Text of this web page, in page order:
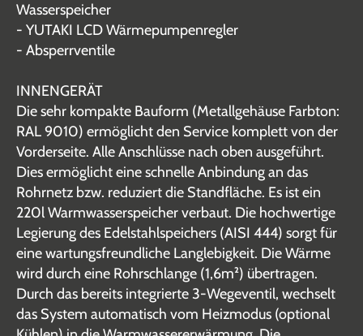
Wasserspeicher
- YUTAKI LCD Wärmepumpenregler
- Absperrventile
INNENGERÄT
Die sehr kompakte Bauform (Metallgehäuse Farbton:
RAL 9010) ermöglicht den Service komplett von der
Vorderseite. Alle Anschlüsse nach oben ausgeführt.
Dies ermöglicht eine schnelle Anbindung an das
Rohrnetz bzw. reduziert die Standfläche. Es ist ein
220l Warmwasserspeicher verbaut. Die hochwertige
Legierung des Edelstahlspeichers (AISI 444) sorgt für
eine wartungsfreundliche Langlebigkeit. Die Wärme
wird durch eine Rohrschlange (1,6m²) übertragen.
Durch das bereits integrierte 3-Wegeventil, wechselt
das System automatisch vom Heizmodus (optional